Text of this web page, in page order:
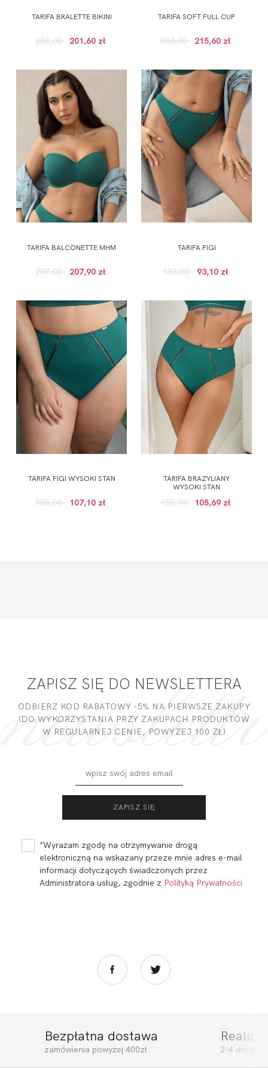
TARIFA BRALETTE BIKINI
288,00 201,60 zł
TARIFA SOFT FULL CUP
308,00 215,60 zł
TARIFA BALCONETTE MHM
297,00 207,90 zł
TARIFA FIGI
133,00 93,10 zł
TARIFA FIGI WYSOKI STAN
153,00 107,10 zł
TARIFA BRAZYLIANY
WYSOKI STAN
150,99 105,69 zł
ZAPISZ SIĘ DO NEWSLETTERA
ODBIERZ KOD RABATOWY -5% NA PIERWSZE ZAKUPY
(DO WYKORZYSTANIA PRZY ZAKUPACH PRODUKTÓW
W REGULARNEJ CENIE, POWYZEJ 100 ZŁ)
*Wyrażam zgodę na otrzymywanie drogą
elektroniczną na wskazany przeze mnie adres e-mail
informacji dotyczących świadczonych przez
Administratora usług, zgodnie z Polityką Prywatności
Bezpłatna dostawa
zamówienia powyżej 400zł 2-4 dni